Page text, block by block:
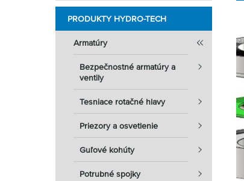
PRODUKTY HYDRO-TECH
Armatúry
Bezpečnostné armatúry a
ventily
Tesniace rotačné hlavy
Priezory a osvetlenie
Guľové kohúty
Potrubné spojky